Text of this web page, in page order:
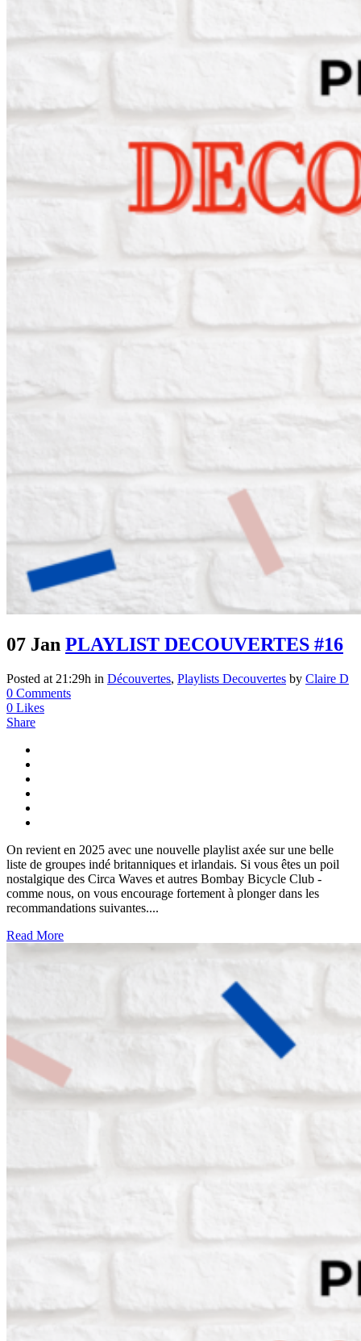
07 Jan PLAYLIST DECOUVERTES #16
Posted at 21:29h in Découvertes, Playlists Decouvertes by Claire D
0 Comments
0 Likes
Share
On revient en 2025 avec une nouvelle playlist axée sur une belle
liste de groupes indé britanniques et irlandais. Si vous êtes un poil
nostalgique des Circa Waves et autres Bombay Bicycle Club -
comme nous, on vous encourage fortement à plonger dans les
recommandations suivantes....
Read More